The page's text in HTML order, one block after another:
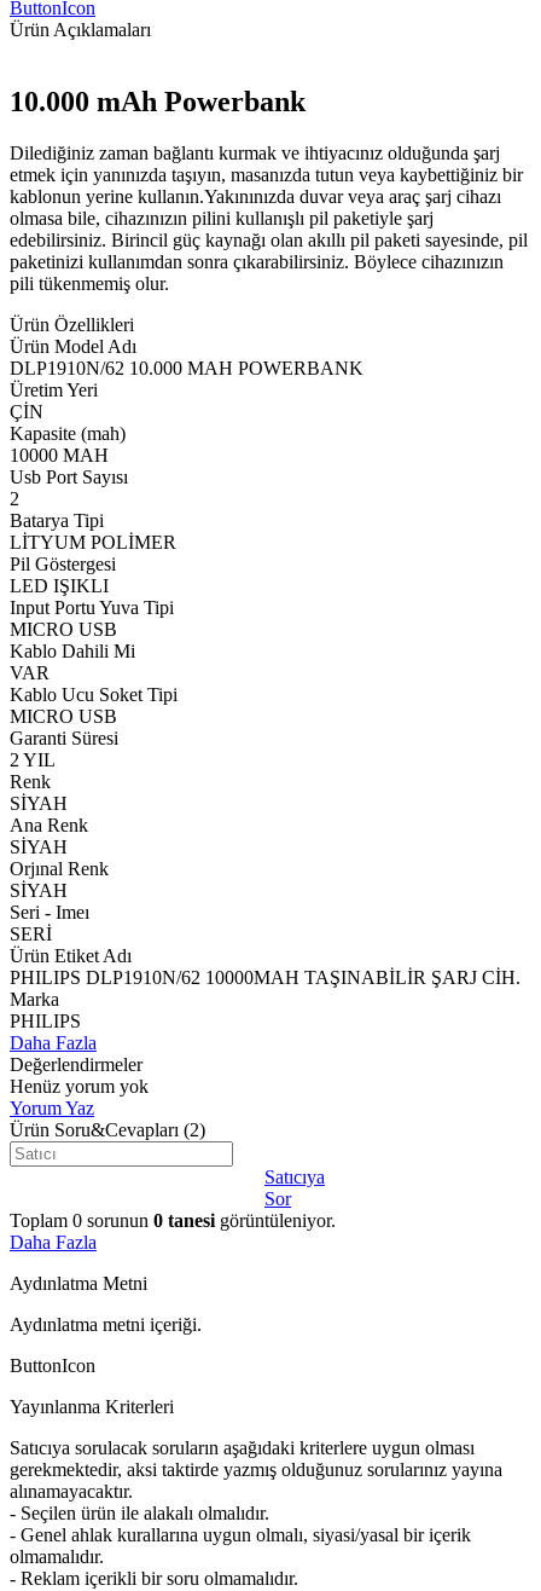
ButtonIcon
Ürün Açıklamaları
10.000 mAh Powerbank
Dilediğiniz zaman bağlantı kurmak ve ihtiyacınız olduğunda şarj
etmek için yanınızda taşıyın, masanızda tutun veya kaybettiğiniz bir
kablonun yerine kullanın.Yakınınızda duvar veya araç şarj cihazı
olmasa bile, cihazınızın pilini kullanışlı pil paketiyle şarj
edebilirsiniz. Birincil güç kaynağı olan akıllı pil paketi sayesinde, pil
paketinizi kullanımdan sonra çıkarabilirsiniz. Böylece cihazınızın
pili tükenmemiş olur.
Ürün Özellikleri
Ürün Model Adı
DLP1910N/62 10.000 MAH POWERBANK
Üretim Yeri
ÇİN
Kapasite (mah)
10000 MAH
Usb Port Sayısı
2
Batarya Tipi
LİTYUM POLİMER
Pil Göstergesi
LED IŞIKLI
Input Portu Yuva Tipi
MICRO USB
Kablo Dahili Mi
VAR
Kablo Ucu Soket Tipi
MICRO USB
Garanti Süresi
2 YIL
Renk
SİYAH
Ana Renk
SİYAH
Orjınal Renk
SİYAH
Seri - Imeı
SERİ
Ürün Etiket Adı
PHILIPS DLP1910N/62 10000MAH TAŞINABİLİR ŞARJ CİH.
Marka
PHILIPS
Daha Fazla
Değerlendirmeler
Henüz yorum yok
Yorum Yaz
Ürün Soru&Cevapları (2)
Satıcıya
Sor
Toplam 0 sorunun 0 tanesi görüntüleniyor.
Daha Fazla
Aydınlatma Metni
Aydınlatma metni içeriği.
ButtonIcon
Yayınlanma Kriterleri
Satıcıya sorulacak soruların aşağıdaki kriterlere uygun olması
gerekmektedir, aksi taktirde yazmış olduğunuz sorularınız yayına
alınamayacaktır.
- Seçilen ürün ile alakalı olmalıdır.
- Genel ahlak kurallarına uygun olmalı, siyasi/yasal bir içerik
olmamalıdır.
- Reklam içerikli bir soru olmamalıdır.